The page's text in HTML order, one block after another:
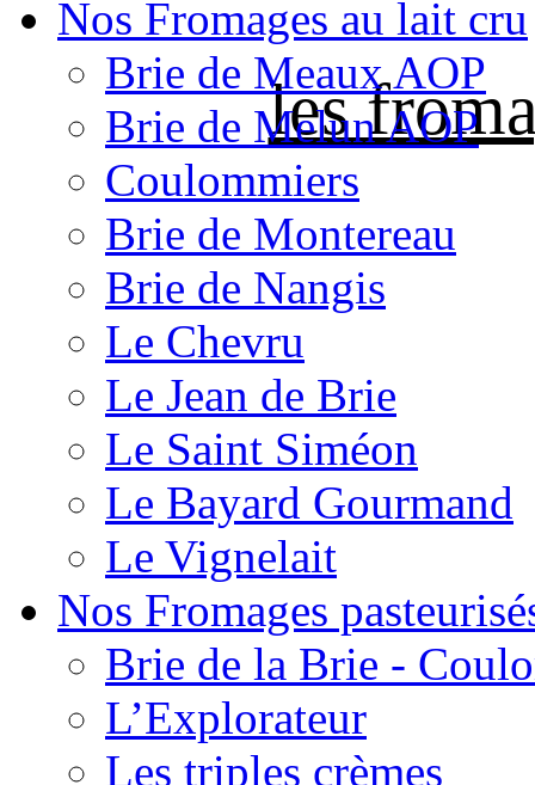
les
Nos Fromages au lait cru
Brie de Meaux AOP
Brie de Melun AOP
Coulommiers
Brie de Montereau
Brie de Nangis
Le Chevru
Le Jean de Brie
Le Saint Siméon
Le Bayard Gourmand
Le Vignelait
Nos Fromages
Brie de la Brie -
L’Explorateur
Les triples crèmes